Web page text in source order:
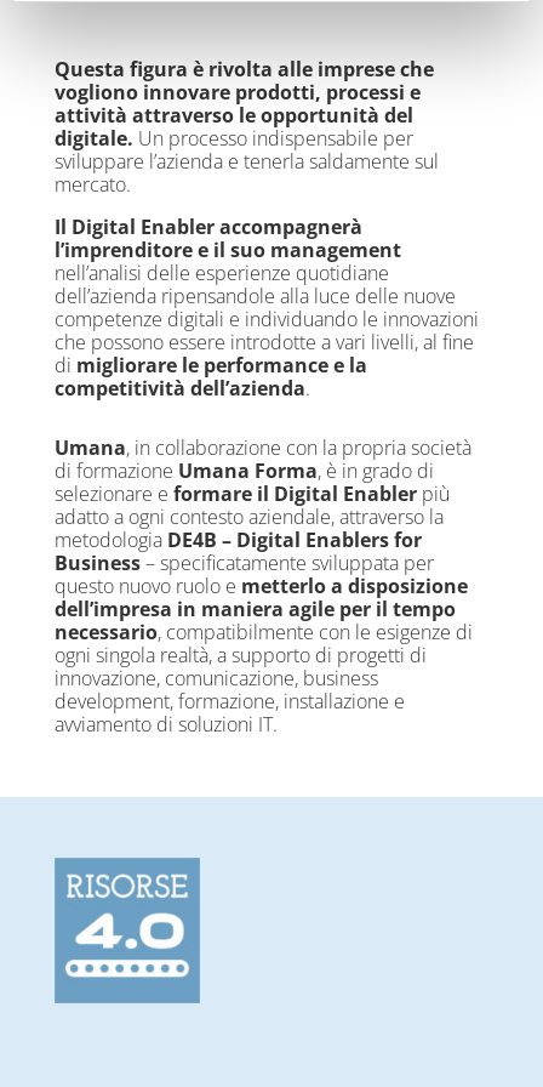
Questa figura è rivolta alle imprese che
vogliono innovare prodotti, processi e
attività attraverso le opportunità del
digitale. Un processo indispensabile per
sviluppare l’azienda e tenerla saldamente sul
mercato.
Il Digital Enabler accompagnerà
l’imprenditore e il suo management
nell’analisi delle esperienze quotidiane
dell’azienda ripensandole alla luce delle nuove
competenze digitali e individuando le innovazioni
che possono essere introdotte a vari livelli, al fine
di migliorare le performance e la
competitività dell’azienda.
Umana, in collaborazione con la propria società
di formazione Umana Forma, è in grado di
selezionare e formare il Digital Enablerpiù
adatto a ogni contesto aziendale, attraverso la
metodologia DE4B – Digital Enablers for
Business– specificatamente sviluppata per
questo nuovo ruolo e metterlo a disposizione
dell’impresa in maniera agile per il tempo
necessario, compatibilmente con le esigenze di
ogni singola realtà, a supporto di progetti di
innovazione, comunicazione, business
development, formazione, installazione e
avviamento di soluzioni IT.